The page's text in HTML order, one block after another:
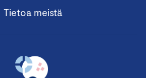
Tietoa meistä